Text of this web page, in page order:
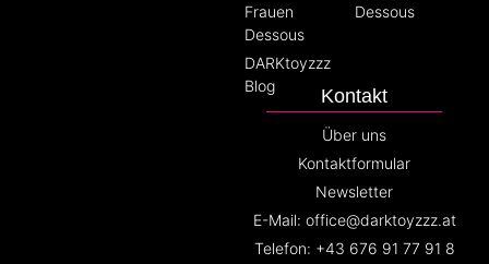
Frauen
Dessous
DARKtoyzzz
Blog
Dessous
Kontakt
Über uns
Kontaktformular
Newsletter
E-Mail: office@darktoyzzz.at
Telefon: +43 676 91 77 91 8